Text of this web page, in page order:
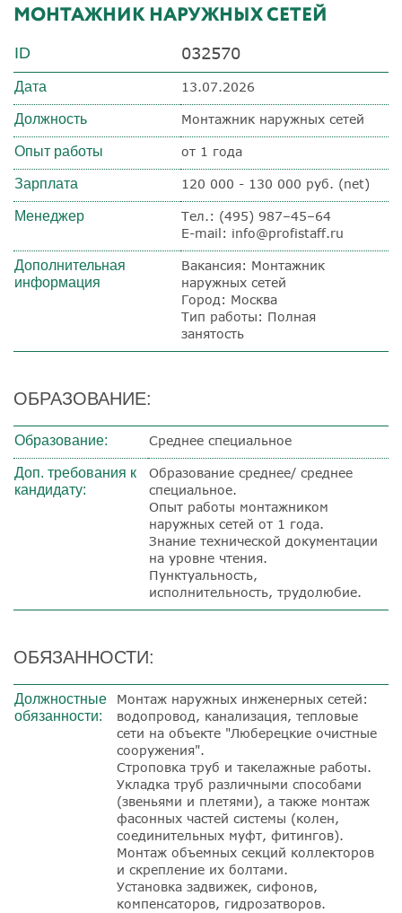
МОНТАЖНИК НАРУЖНЫХ СЕТЕЙ
ID 032570
Дата 13.07.2026
Должность Монтажник наружных сетей
Опыт работы от 1 года
Зарплата 120 000 - 130 000 руб. (net)
Менеджер
Тел.: (495) 987–45–64
E-mail: info@profistaff.ru
Дополнительная
информация
Вакансия: Монтажник
наружных сетей
Город: Москва
Тип работы: Полная
занятость
ОБРАЗОВАНИЕ:
Образование: Среднее специальное
Доп. требования к
кандидату:
Образование среднее/ среднее
специальное.
Опыт работы монтажником
наружных сетей от 1 года.
Знание технической документации
на уровне чтения.
Пунктуальность,
исполнительность, трудолюбие.
ОБЯЗАННОСТИ:
Должностные
обязанности:
Монтаж наружных инженерных сетей:
водопровод, канализация, тепловые
сети на объекте "Люберецкие очистные
сооружения".
Строповка труб и такелажные работы.
Укладка труб различными способами
(звеньями и плетями), а также монтаж
фасонных частей системы (колен,
соединительных муфт, фитингов).
Монтаж объемных секций коллекторов
и скрепление их болтами.
Установка задвижек, сифонов,
компенсаторов, гидрозатворов.